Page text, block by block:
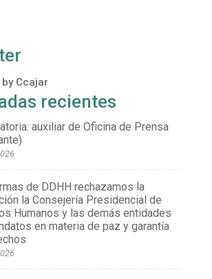
Ccajar
recientes
auxiliar de Oficina de Prensa
de DDHH rechazamos la
la Consejería Presidencial de
Humanos y las demás entidades
en materia de paz y garantía